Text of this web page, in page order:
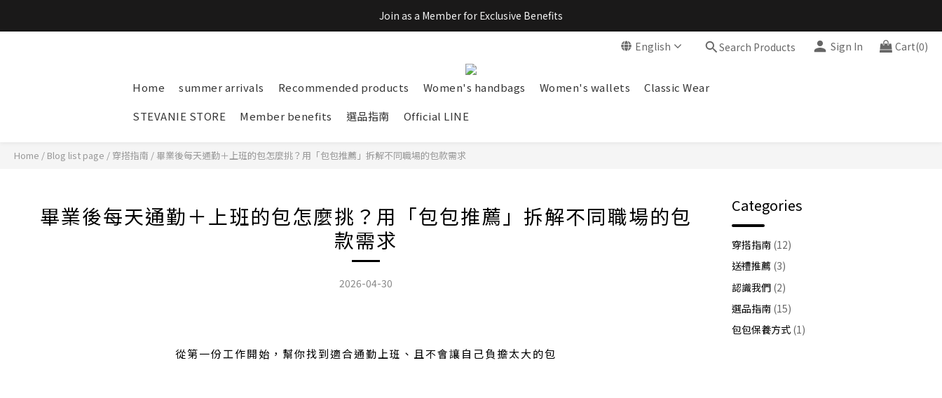
Join as a Member for Exclusive Benefits
Join as a Member for Exclusive Benefits
全館滿$899免運
Join as a Member for Exclusive Benefits
English Search Products Sign In Cart(0)
Home summer arrivals Recommended products Women's handbags Women's wallets
Classic Wear
STEVANIE STORE
Member benefits 選品指南 Official LINE
Home / Blog list page / 穿搭指南 /畢業後每天通勤＋上班的包怎麼挑？用「包包推薦」拆解不同職場的包款需求
畢業後每天通勤＋上班的包怎麼挑？用「包包推薦」拆解不同職場的包
款需求
2026-04-30
從第一份工作開始，幫你找到適合通勤上班、且不會讓自己負擔太大的包
Categories
穿搭指南 (12)
送禮推薦 (3)
認識我們 (2)
選品指南 (15)
包包保養方式 (1)